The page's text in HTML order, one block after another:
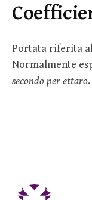
Portata riferita
Normalmente
secondo per ettaro.